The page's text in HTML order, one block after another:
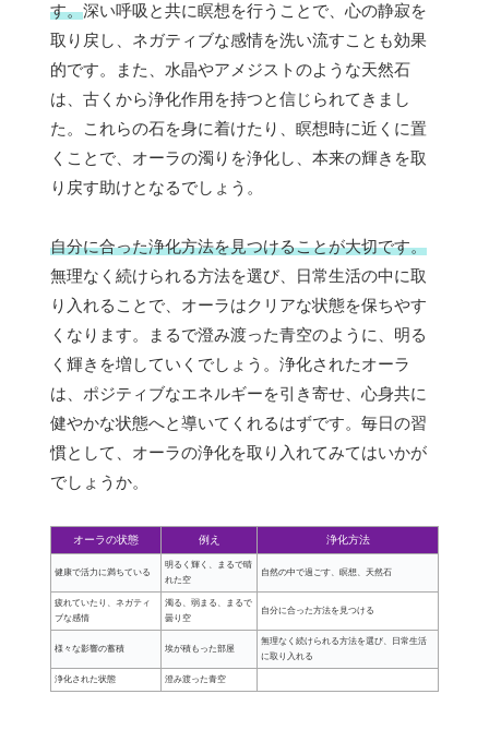
す。深い呼吸と共に瞑想を行うことで、心の静寂を
取り戻し、ネガティブな感情を洗い流すことも効果
的です。また、水晶やアメジストのような天然石
は、古くから浄化作用を持つと信じられてきまし
た。これらの石を身に着けたり、瞑想時に近くに置
くことで、オーラの濁りを浄化し、本来の輝きを取
り戻す助けとなるでしょう。
自分に合った浄化方法を見つけることが大切です。
無理なく続けられる方法を選び、日常生活の中に取
り入れることで、オーラはクリアな状態を保ちやす
くなります。まるで澄み渡った青空のように、明る
く輝きを増していくでしょう。浄化されたオーラ
は、ポジティブなエネルギーを引き寄せ、心身共に
健やかな状態へと導いてくれるはずです。毎日の習
慣として、オーラの浄化を取り入れてみてはいかが
でしょうか。
オーラの状態 例え 浄化方法
健康で活力に満ちている
明るく輝く、まるで晴
れた空
自然の中で過ごす、瞑想、天然石
疲れていたり、ネガティ
ブな感情
濁る、弱まる、まるで
曇り空
自分に合った方法を見つける
様々な影響の蓄積 埃が積もった部屋
無理なく続けられる方法を選び、日常生活
に取り入れる
浄化された状態 澄み渡った青空